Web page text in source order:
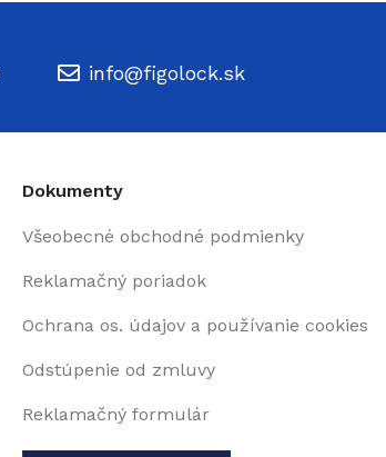
info@figolock.sk
Dokumenty
Všeobecné obchodné podmienky
Reklamačný poriadok
Ochrana os. údajov a používanie cookies
Odstúpenie od zmluvy
Reklamačný formulár